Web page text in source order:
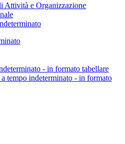
Attività e Organizzazione
- in formato tabellare
tempo indeterminato - in formato